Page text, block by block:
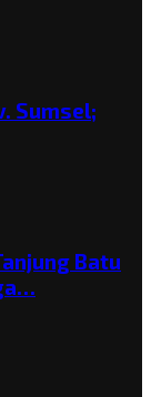
Sumsel;
Batu